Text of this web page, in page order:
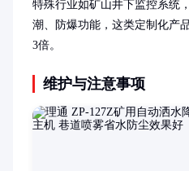
特殊行业如矿山井下监控系统
潮、防爆功能，这类定制化产
3倍。
维护与注意事项